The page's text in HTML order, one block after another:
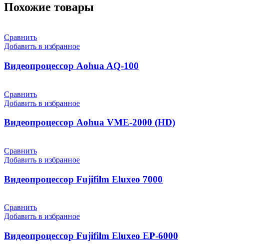
Похожие товары
Сравнить
Добавить в избранное
Видеопроцессор Aohua AQ-100
Сравнить
Добавить в избранное
Видеопроцессор Aohua VME-2000 (HD)
Сравнить
Добавить в избранное
Видеопроцессор Fujifilm Eluxeo 7000
Сравнить
Добавить в избранное
Видеопроцессор Fujifilm Eluxeo EP-6000